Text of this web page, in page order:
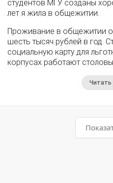
студентов МГУ созданы
лет я жила в общежитии.
Проживание в общежитии
шесть тысяч рублей в год.
социальную карту для
корпусах работают
Читать